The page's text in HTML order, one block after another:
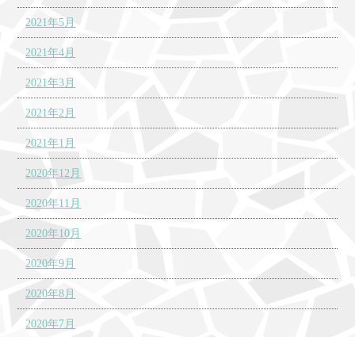
2021年5月
2021年4月
2021年3月
2021年2月
2021年1月
2020年12月
2020年11月
2020年10月
2020年9月
2020年8月
2020年7月